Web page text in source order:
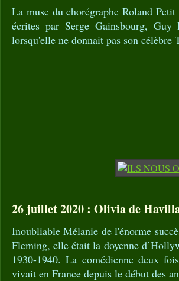
La muse du chorégraphe Roland
écrites par Serge Gainsbourg, Guy
lorsqu'elle ne donnait pas son célèbre
26 juillet 2020 : Olivia de
Inoubliable Mélanie de l'énorme
Fleming, elle était la doyenne
1930-1940. La comédienne deux
vivait en France depuis le début des